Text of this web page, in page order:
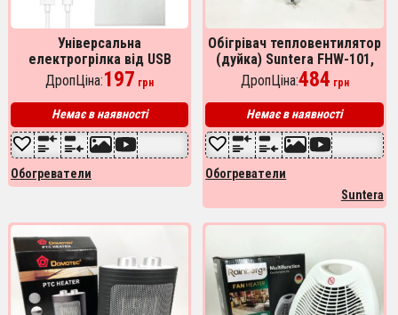
Універсальна
електрогрілка від USB
30х50 см електричний
термокилимок з підігрівом
для рук, ніг та шиї
ДропЦіна:197 грн
Немає в наявності
Обогреватели
Обігрівач тепловентилятор
(дуйка) Suntera FHW-101,
Вітродуйка обігрівач,
Електрична дуйка, 2000 w
ДропЦіна:484 грн
Немає в наявності
Обогреватели
Suntera